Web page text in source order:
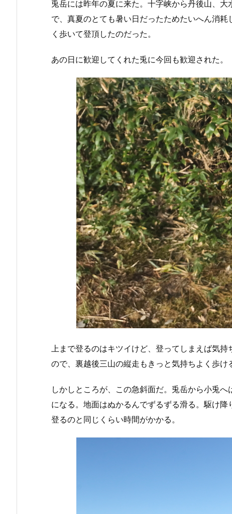
兎岳には昨年の夏に来た。十字峡から丹後山、
で、真夏のとても暑い日だったためたいへん消
く歩いて登頂したのだった。
あの日に歓迎してくれた兎に今回も歓迎された。
上まで登るのはキツイけど、登ってしまえば気
ので、裏越後三山の縦走もきっと気持ちよく歩け
しかしところが、この急斜面だ。兎岳から小兎
になる。地面はぬかるんでずるずる滑る。駆け
登るのと同じくらい時間がかかる。